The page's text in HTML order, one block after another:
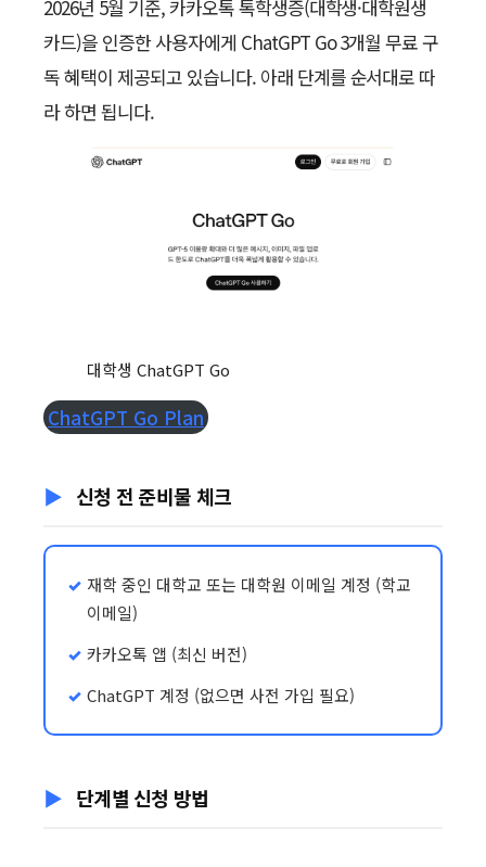
2026년 5월 기준, 카카오톡 톡학생증(대학생·대학원생
카드)을 인증한 사용자에게 ChatGPT Go 3개월 무료 구
독 혜택이 제공되고 있습니다. 아래 단계를 순서대로 따
라 하면 됩니다.
대학생 ChatGPT Go
ChatGPT Go Plan
신청 전 준비물 체크
재학 중인 대학교 또는 대학원 이메일 계정 (학교
이메일)
카카오톡 앱 (최신 버전)
ChatGPT 계정 (없으면 사전 가입 필요)
단계별 신청 방법